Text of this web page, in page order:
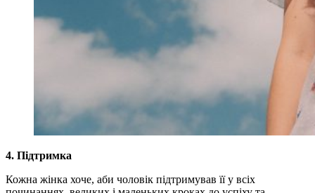
4. Підтримка
Кожна жінка хоче, аби чоловік підтримував її у всіх